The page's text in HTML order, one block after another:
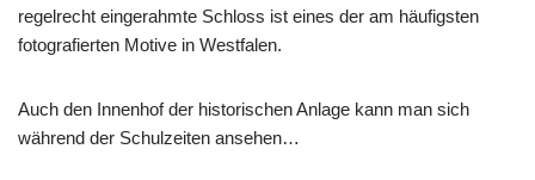
regelrecht eingerahmte Schloss ist eines der am häufigsten
fotografierten Motive in Westfalen.
Auch den Innenhof der historischen Anlage kann man sich
während der Schulzeiten ansehen…